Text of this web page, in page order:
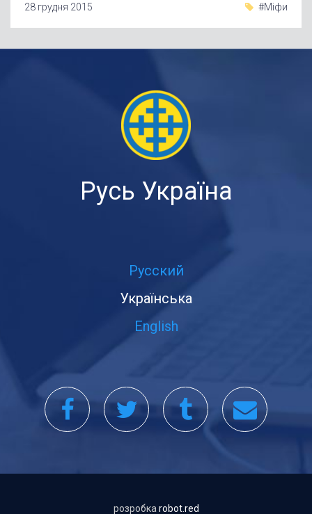
28 грудня 2015 #Міфи
Русь Україна
Русский
Українська
English
розробка robot.red